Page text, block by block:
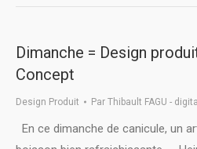
Dimanche = Design
Concept
Design Produit Par Thibault FAGU -
En ce dimanche de canicule, un